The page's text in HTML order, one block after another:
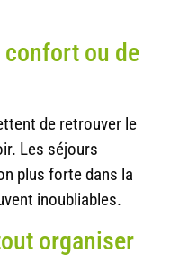
confort ou de
de retrouver le
Les séjours
plus forte dans la
inoubliables.
organiser